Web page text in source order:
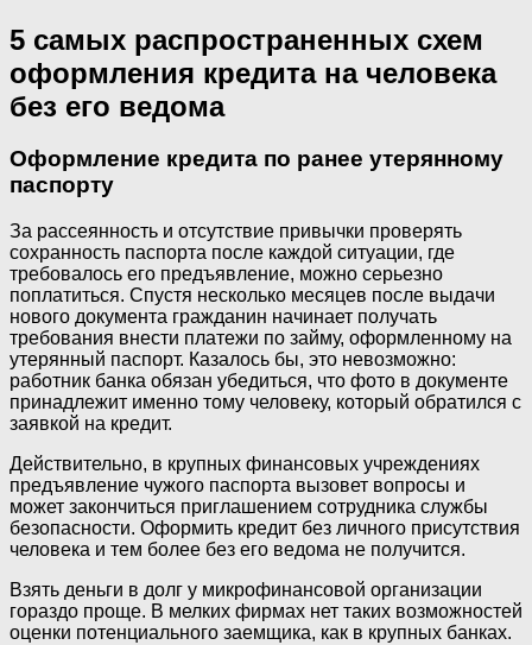
5 самых распространенных схем
оформления кредита на человека
без его ведома
Оформление кредита по ранее утерянному
паспорту
За рассеянность и отсутствие привычки проверять
сохранность паспорта после каждой ситуации, где
требовалось его предъявление, можно серьезно
поплатиться. Спустя несколько месяцев после выдачи
нового документа гражданин начинает получать
требования внести платежи по займу, оформленному на
утерянный паспорт. Казалось бы, это невозможно:
работник банка обязан убедиться, что фото в документе
принадлежит именно тому человеку, который обратился с
заявкой на кредит.
Действительно, в крупных финансовых учреждениях
предъявление чужого паспорта вызовет вопросы и
может закончиться приглашением сотрудника службы
безопасности. Оформить кредит без личного присутствия
человека и тем более без его ведома не получится.
Взять деньги в долг у микрофинансовой организации
гораздо проще. В мелких фирмах нет таких возможностей
оценки потенциального заемщика, как в крупных банках.